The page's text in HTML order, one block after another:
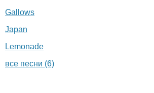
Gallows
Japan
Lemonade
все песни (6)